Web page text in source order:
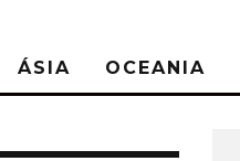
ÁSIA OCEANIA